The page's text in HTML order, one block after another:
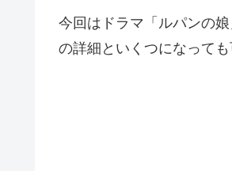
今回はドラマ「ルパンの
の詳細といくつになって